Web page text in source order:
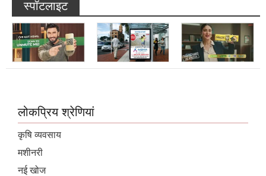
कृषि व्यवसाय
मशीनरी
नई खोज